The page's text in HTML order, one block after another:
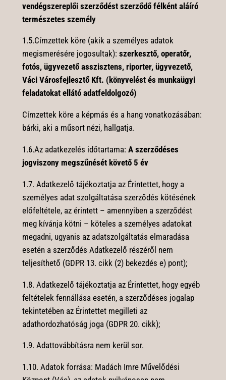
vendégszereplői szerződést szerződő félként aláíró
természetes személy
1.5.Címzettek köre (akik a személyes adatok
megismerésére jogosultak): szerkesztő, operatőr,
fotós, ügyvezető asszisztens, riporter, ügyvezető,
Váci Városfejlesztő Kft. (könyvelést és munkaügyi
feladatokat ellátó adatfeldolgozó)
Címzettek köre a képmás és a hang vonatkozásában:
bárki, aki a műsort nézi, hallgatja.
1.6.Az adatkezelés időtartama: A szerződéses
jogviszony megszűnését követő 5 év
1.7. Adatkezelő tájékoztatja az Érintettet, hogy a
személyes adat szolgáltatása szerződés kötésének
előfeltétele, az érintett – amennyiben a szerződést
meg kívánja kötni – köteles a személyes adatokat
megadni, ugyanis az adatszolgáltatás elmaradása
esetén a szerződés Adatkezelő részéről nem
teljesíthető (GDPR 13. cikk (2) bekezdés e) pont);
1.8. Adatkezelő tájékoztatja az Érintettet, hogy egyéb
feltételek fennállása esetén, a szerződéses jogalap
tekintetében az Érintettet megilleti az
adathordozhatóság joga (GDPR 20. cikk);
1.9. Adattovábbításra nem kerül sor.
1.10. Adatok forrása: Madách Imre Művelődési